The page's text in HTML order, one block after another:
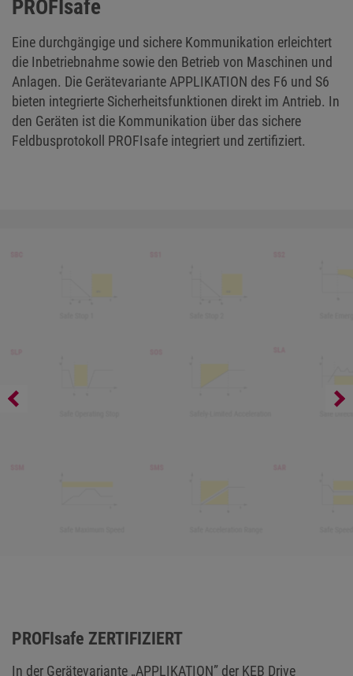
PROFIsafe
Eine durchgängige und sichere Kommunikation erleichtert
die Inbetriebnahme sowie den Betrieb von Maschinen und
Anlagen. Die Gerätevariante APPLIKATION des F6 und S6
bieten integrierte Sicherheitsfunktionen direkt im Antrieb. In
den Geräten ist die Kommunikation über das sichere
Feldbusprotokoll PROFIsafe integriert und zertifiziert.
PROFIsafe ZERTIFIZIERT
In der Gerätevariante „APPLIKATION” der KEB Drive